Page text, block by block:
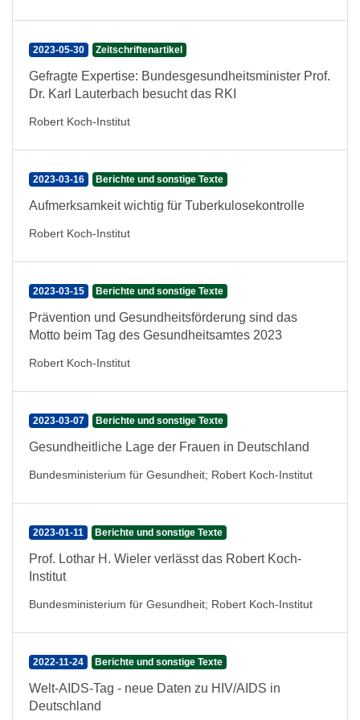
2023-05-30 Zeitschriftenartikel
Gefragte Expertise: Bundesgesundheitsminister Prof.
Dr. Karl Lauterbach besucht das RKI
Robert Koch-Institut
2023-03-16 Berichte und sonstige Texte
Aufmerksamkeit wichtig für Tuberkulosekontrolle
Robert Koch-Institut
2023-03-15 Berichte und sonstige Texte
Prävention und Gesundheitsförderung sind das
Motto beim Tag des Gesundheitsamtes 2023
Robert Koch-Institut
2023-03-07 Berichte und sonstige Texte
Gesundheitliche Lage der Frauen in Deutschland
Bundesministerium für Gesundheit; Robert Koch-Institut
2023-01-11 Berichte und sonstige Texte
Prof. Lothar H. Wieler verlässt das Robert Koch-
Institut
Bundesministerium für Gesundheit; Robert Koch-Institut
2022-11-24 Berichte und sonstige Texte
Welt-AIDS-Tag - neue Daten zu HIV/AIDS in
Deutschland